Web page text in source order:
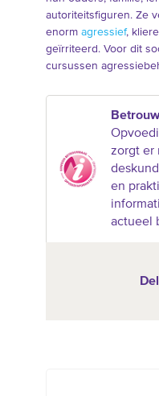
autoriteitsfiguren. Ze
enorm agressief,
geïrriteerd. Voor dit
cursussen
zorgt er
en
actueel